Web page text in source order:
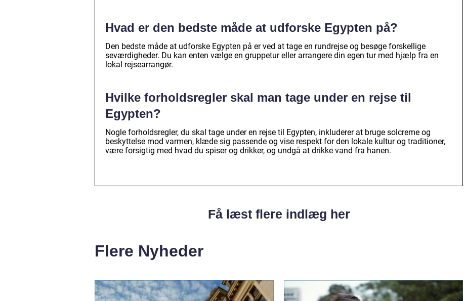
Hvad er den bedste måde at udforske Egypten på?
Den bedste måde at udforske Egypten på er ved at tage en rundrejse og besøge forskellige
seværdigheder. Du kan enten vælge en gruppetur eller arrangere din egen tur med hjælp fra en
lokal rejsearrangør.
Hvilke forholdsregler skal man tage under en rejse til
Egypten?
Nogle forholdsregler, du skal tage under en rejse til Egypten, inkluderer at bruge solcreme og
beskyttelse mod varmen, klæde sig passende og vise respekt for den lokale kultur og traditioner,
være forsigtig med hvad du spiser og drikker, og undgå at drikke vand fra hanen.
Få læst flere indlæg her
Flere Nyheder